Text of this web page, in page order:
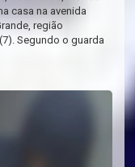
casa na avenida
região
Segundo o guarda